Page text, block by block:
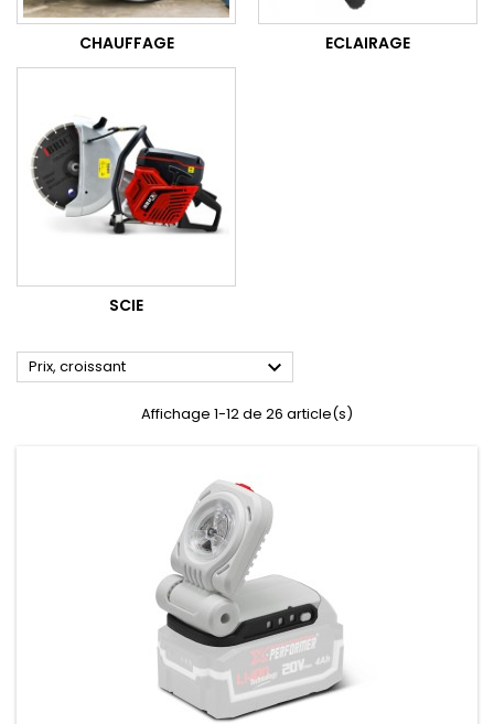
CHAUFFAGE ECLAIRAGE
SCIE
Prix, croissant 
Affichage 1-12 de 26 article(s)